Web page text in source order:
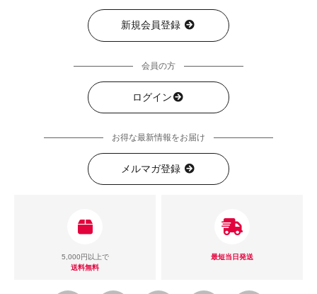
新規会員登録
会員の方
ログイン
お得な最新情報をお届け
メルマガ登録
5,000円以上で
送料無料
最短当日発送